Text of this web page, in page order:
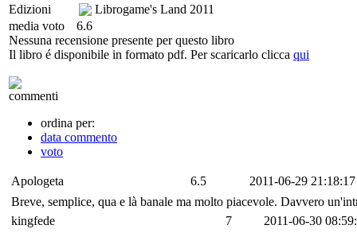
Edizioni
Librogame's Land 2011
media voto
6.6
Nessuna recensione presente per questo libro
Il libro é disponibile in formato pdf. Per scaricarlo clicca qui
commenti
ordina per:
data commento
voto
Apologeta 6.5
2011-06-29 21:18:17
Breve, semplice, qua e là banale ma molto piacevole. Davvero
kingfede
7
2011-06-30